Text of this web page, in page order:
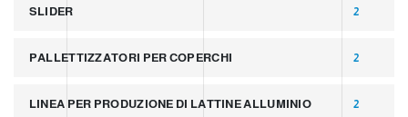
SLIDER 2
PALLETTIZZATORI PER COPERCHI 2
LINEA PER PRODUZIONE DI LATTINE ALLUMINIO 2